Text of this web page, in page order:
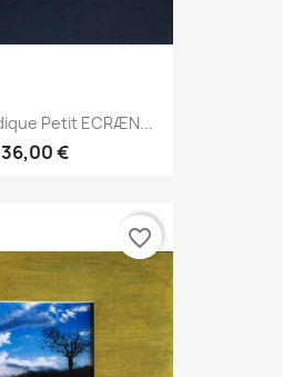
Petit ECRÆN...
36,00 €
favorite_border